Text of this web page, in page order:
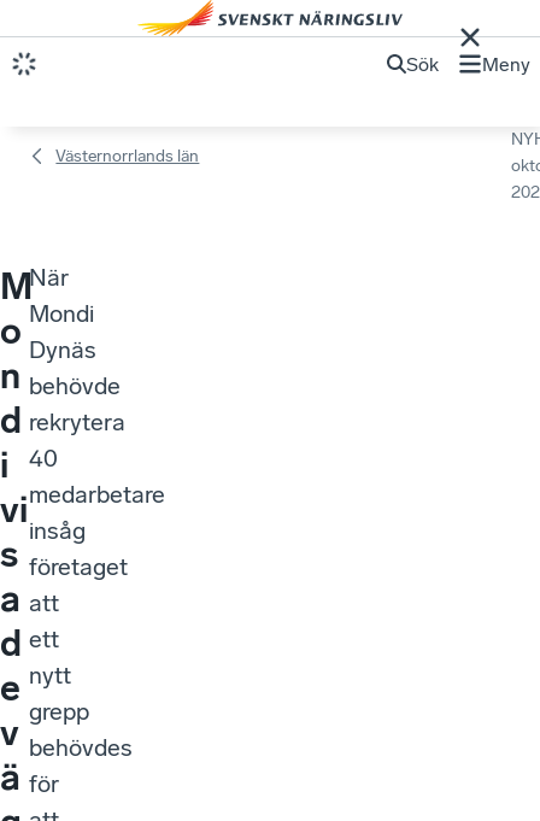
Sök Meny
Västernorrlands län
M
o
n
d
i
vi
s
a
d
e
v
ä
När
Mondi
Dynäs
behövde
rekrytera
40
medarbetare
insåg
företaget
att
ett
nytt
grepp
behövdes
för